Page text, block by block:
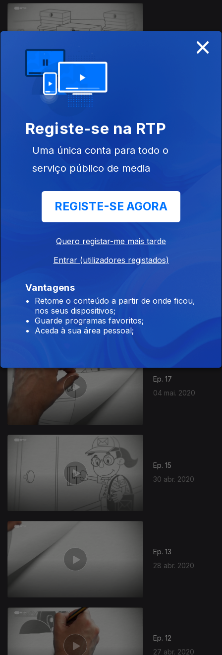
11 mai. 2020
08 mai. 2020
Ep. 20
07 mai. 2020
06 mai. 2020
Ep. 17
04 mai. 2020
Ep. 15
30 abr. 2020
Ep. 13
28 abr. 2020
469420
Ep. 12
27 abr. 2020
×
Registe-se na RTP
Uma única conta para todo o
serviço público de media
REGISTE-SE AGORA
Quero registar-me mais tarde
Entrar (utilizadores registados)
Vantagens
Retome o conteúdo a partir de onde ficou,
nos seus dispositivos;
Guarde programas favoritos;
Aceda à sua área pessoal;